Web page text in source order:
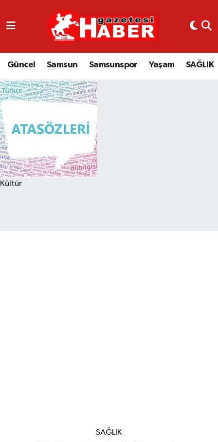
Güncel Samsun Samsunspor Yaşam SAĞLIK
Kültür
SAĞLIK
GÜNCEL
SAMSUN
SAMSUNSPOR
YAŞAM